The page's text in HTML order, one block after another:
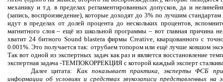
механику и т.д. в пределах регламентированных допусков, да и
(запись, воспроизведение), которые доходят до 3% по лучшим
идут в пределах от долей процента до нескольких процентов,
магнитного слоя – ещё из школьной программы – вот главная причина
хватит 24 битного Sound blastera фирмы Creative, кварцованного с
0.001%. Это получается так: отрубаем топором или ещё лучше ковшом
Так вот одной из экспертных задач как раз и является восстановление
экспертная задача -ТЕМПОКОРРЕКЦИЯ с которой каждый эксперт
Далее цитата: Как показывает практика, эксперты ФСБ при
информации об условиях и средствах звукозаписи представленных